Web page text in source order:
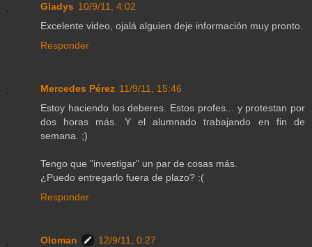
Gladys 10/9/11, 4:02
Excelente video, ojalá alguien deje información muy pronto.
Responder
Mercedes Pérez 11/9/11, 15:46
Estoy haciendo los deberes. Estos profes... y protestan por
dos horas más. Y el alumnado trabajando en fin de
semana. ;)
Tengo que "investigar" un par de cosas más.
¿Puedo entregarlo fuera de plazo? :(
Responder
Oloman
12/9/11, 0:27